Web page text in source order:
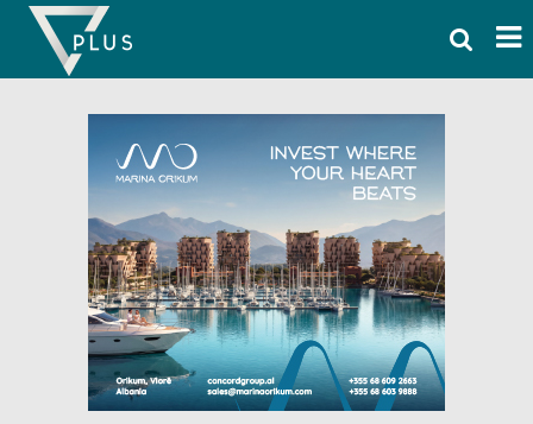
Skip
content